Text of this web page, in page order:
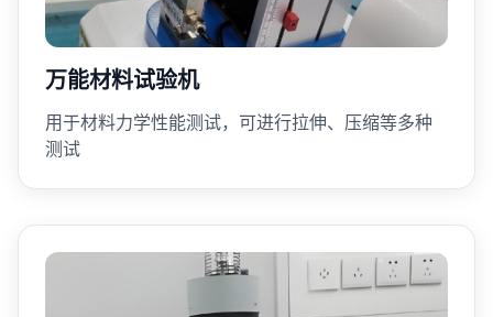
万能材料试验机
用于材料力学性能测试，可进行拉伸、压缩等多种
测试